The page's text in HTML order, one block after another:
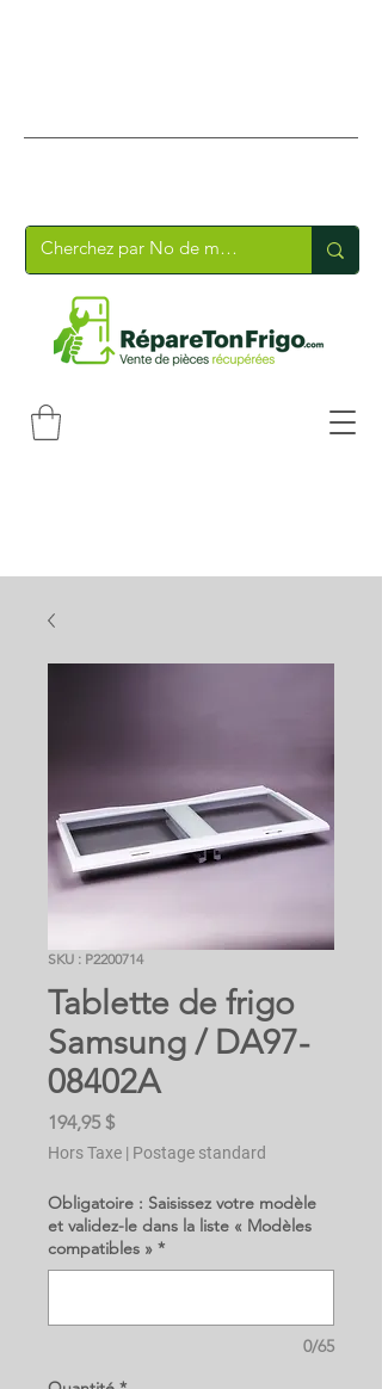
SKU : P2200714
Tablette de frigo
Samsung / DA97-
08402A
194,95 $Prix
Hors Taxe | Postage standard
Obligatoire : Saisissez votre modèle
et validez-le dans la liste « Modèles
compatibles » *
0/65